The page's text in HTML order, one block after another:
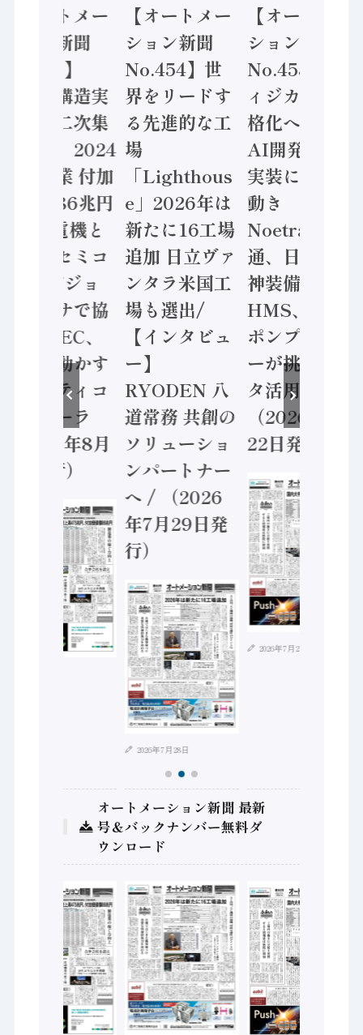
【オートメー
ション新聞
No.455】
「経済構造実
態調査二次集
計結果」2024
年製造業 付加
価値額86兆円
/ 三菱電機と
ソニーセミコ
ン AIビジョ
ンセンサで協
業 / IDEC、
安全に動かす
セーフティコ
ントローラ
（2026年8月
5日発行）
【オートメー
ション新聞
No.454】世
界をリードす
る先進的な工
場
「Lighthous
e」2026年は
新たに16工場
追加 日立ヴァ
ンタラ米国工
場も選出/
【インタビュ
ー】
RYODEN 八
道常務 共創の
ソリューショ
ンパートナー
へ / （2026
年7月29日発
行）
2026年7月28日
【オートメー
ション新聞
No.453】フ
ィジカルAI本
格化へ 国産
AI開発や社会
実装に活発な
動き
Noetra、富士
通、日立 / 兵
神装備 ×
HMS、老舗
ポンプメーカ
ーが挑むデー
タ活用 など
（2026年7月
22日発行）
2026年7月21日
オートメーション新聞 最新
号＆バックナンバー無料ダ
ウンロード